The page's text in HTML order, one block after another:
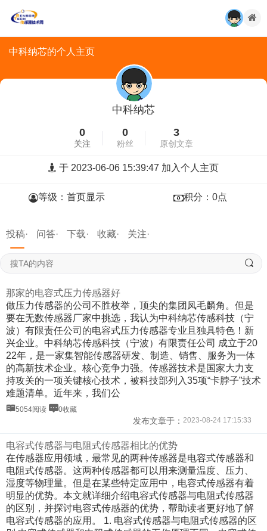
中科纳芯的个人主页
中科纳芯
0
关注
0
粉丝
3
原创文章
于 2023-06-06 15:39:47 加入个人主页
等级：首页显示 积分：0点
投稿· 问答· 下载· 收藏· 关注·
那家的电容式压力传感器好
做压力传感器的公司不胜枚举，顶尖的集团凤毛麟角。但是
要在无数传感器厂家中挑选，我认为中科纳芯传感科技（宁
波）有限责任公司的电容式压力传感器专业且独具特色！新
兴企业。中科纳芯传感科技（宁波）有限责任公司 成立于20
22年，是一家集智能传感器研发、制造、销售、服务为一体
的高新技术企业。核心竞争力强。传感器技术是国家大力支
持攻关的一项关键核心技术，被科技部列入35项“卡脖子”技术
难题清单。近年来，我们公
5054阅读 0收藏
发布文章于： 2023-08-24 17:15:33
电容式传感器与电阻式传感器相比的优势
在传感器应用领域，最常见的两种传感器是电容式传感器和
电阻式传感器。这两种传感器都可以用来测量温度、压力、
湿度等物理量。但是在某些特定应用中，电容式传感器有着
明显的优势。本文就详细介绍电容式传感器与电阻式传感器
的区别，并探讨电容式传感器的优势，帮助读者更好地了解
电容式传感器的应用。 1. 电容式传感器与电阻式传感器的区